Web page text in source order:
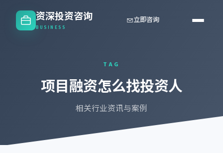
资深投资咨询
BUSINESS
立即咨询
TAG
项目融资怎么找投资人
相关行业资讯与案例